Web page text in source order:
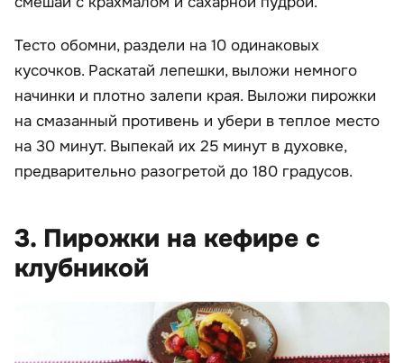
Тесто обомни, раздели на 10 одинаковых
кусочков. Раскатай лепешки, выложи немного
начинки и плотно залепи края. Выложи пирожки
на смазанный противень и убери в теплое место
на 30 минут. Выпекай их 25 минут в духовке,
предварительно разогретой до 180 градусов.
3. Пирожки на кефире с
клубникой